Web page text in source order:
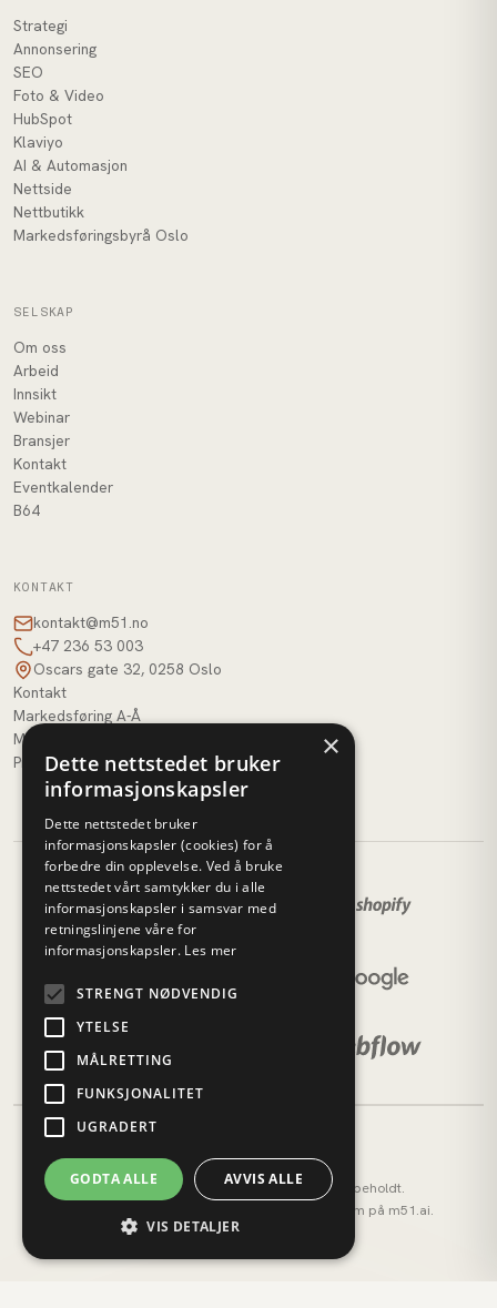
Strategi
Annonsering
SEO
Foto & Video
HubSpot
Klaviyo
AI & Automasjon
Nettside
Nettbutikk
Markedsføringsbyrå Oslo
SELSKAP
Om oss
Arbeid
Innsikt
Webinar
Bransjer
Kontakt
Eventkalender
B64
KONTAKT
kontakt@m51.no
+47 236 53 003
Oscars gate 32, 0258 Oslo
Kontakt
Markedsføring A-Å
M51 AI
Profilbank
© 2026 M51 Marketing. Alle rettigheter forbeholdt.
M51 AI (tidligere AI OS) — vårt AI-operativsystem på m51.ai.
Personvernerklæring
×
Dette nettstedet bruker
informasjonskapsler
Dette nettstedet bruker
informasjonskapsler (cookies) for å
forbedre din opplevelse. Ved å bruke
nettstedet vårt samtykker du i alle
informasjonskapsler i samsvar med
retningslinjene våre for
informasjonskapsler. Les mer
STRENGT NØDVENDIG
YTELSE
MÅLRETTING
FUNKSJONALITET
UGRADERT
GODTA ALLE AVVIS ALLE
VIS DETALJER